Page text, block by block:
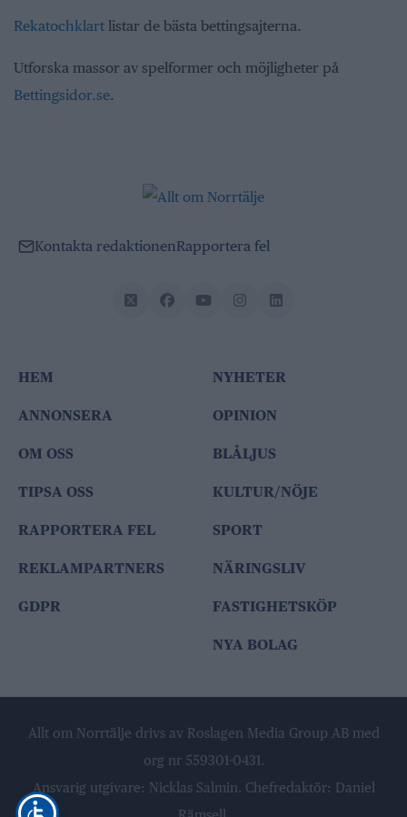
Rekatochklart listar de bästa bettingsajterna.
Utforska massor av spelformer och möjligheter på
Bettingsidor.se.
Kontakta redaktionenRapportera fel
HEM
ANNONSERA
OM OSS
TIPSA OSS
RAPPORTERA FEL
REKLAMPARTNERS
GDPR
NYHETER
OPINION
BLÅLJUS
KULTUR/NÖJE
SPORT
NÄRINGSLIV
FASTIGHETSKÖP
NYA BOLAG
Allt om Norrtälje drivs av Roslagen Media Group AB med
org nr 559301-0431.
Ansvarig utgivare: Nicklas Salmin. Chefredaktör: Daniel